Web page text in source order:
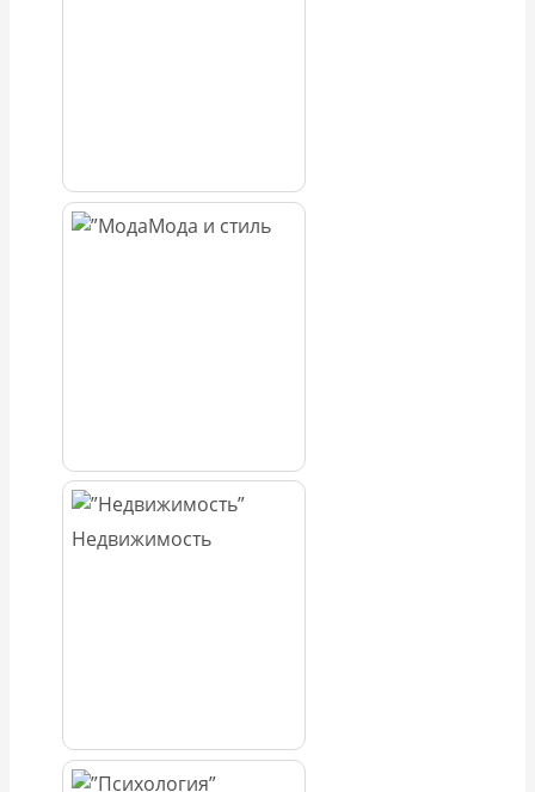
Мода и стиль
Недвижимость